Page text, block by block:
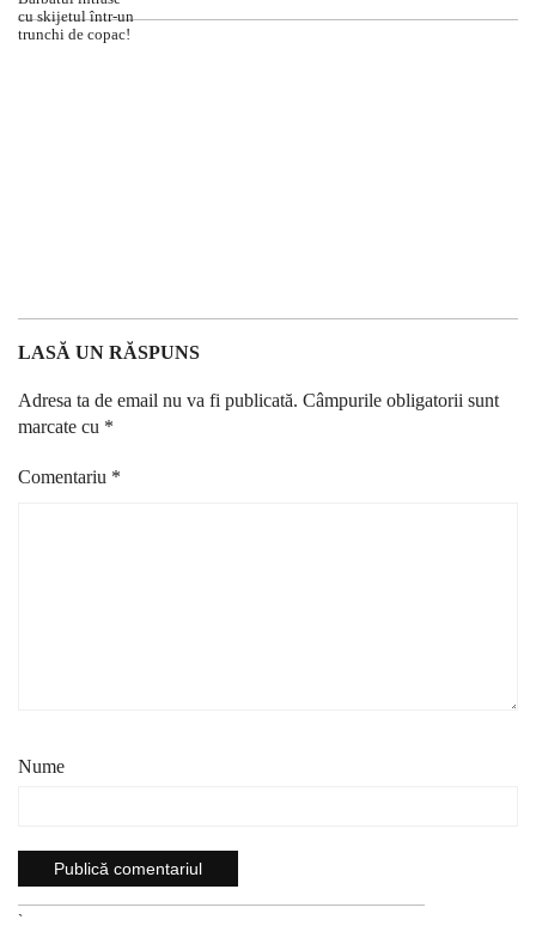
LASĂ UN RĂSPUNS
Adresa ta de email nu va fi publicată. Câmpurile obligatorii sunt
marcate cu *
Comentariu *
Nume
`